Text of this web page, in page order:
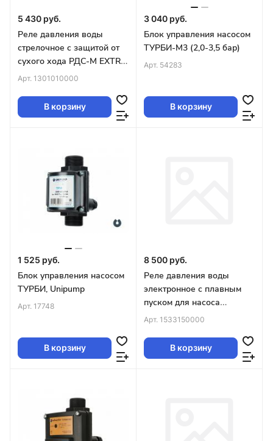
5 430 руб.
Реле давления воды
стрелочное c защитой от
сухого хода РДС-М EXTRA,
Акваконтроль
Арт. 1301010000
В корзину
3 040 руб.
Блок управления насосом
ТУРБИ-М3 (2,0-3,5 бар)
Арт. 54283
В корзину
1 525 руб.
Блок управления насосом
ТУРБИ, Unipump
Арт. 17748
В корзину
8 500 руб.
Реле давления воды
электронное с плавным
пуском для насоса
РДЭ-10-3.3-ПП,
Арт. 1533150000
В корзину